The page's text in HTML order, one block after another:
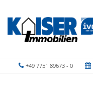
+49 7751 89673 - 0